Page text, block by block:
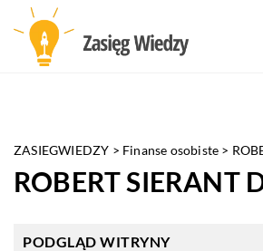
ZASIEGWIEDZY > Finanse osobiste >
ROBERT SIERANT
PODGLĄD WITRYNY